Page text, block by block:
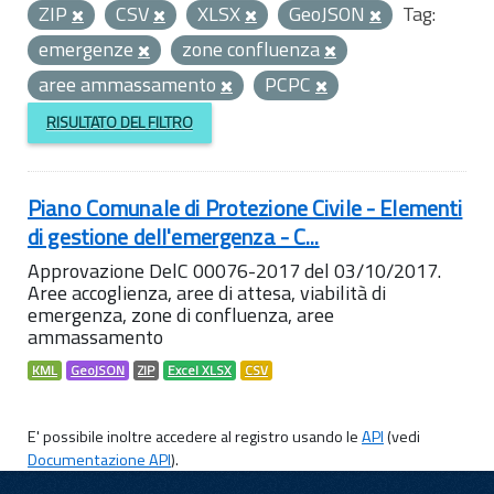
ZIP
CSV XLSX GeoJSON
Tag:
emergenze
zone confluenza
aree ammassamento
PCPC
RISULTATO DEL FILTRO
Piano Comunale di Protezione Civile - Elementi
di gestione dell'emergenza - C...
Approvazione DelC 00076-2017 del 03/10/2017.
Aree accoglienza, aree di attesa, viabilità di
emergenza, zone di confluenza, aree
ammassamento
KML GeoJSON ZIP Excel XLSX CSV
E' possibile inoltre accedere al registro usando leAPI(vedi
Documentazione API).